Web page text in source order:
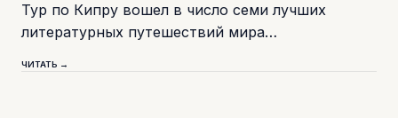
Тур по Кипру вошел в число семи лучших
литературных путешествий мира…
ЧИТАТЬ →